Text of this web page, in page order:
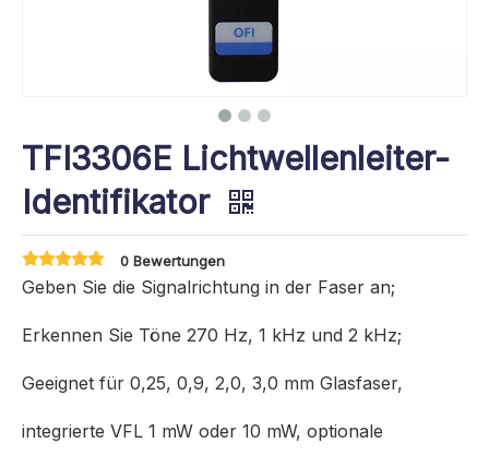
TFI3306E Lichtwellenleiter-
Identifikator
0 Bewertungen
Geben Sie die Signalrichtung in der Faser an;
Erkennen Sie Töne 270 Hz, 1 kHz und 2 kHz;
Geeignet für 0,25, 0,9, 2,0, 3,0 mm Glasfaser,
integrierte VFL 1 mW oder 10 mW, optionale